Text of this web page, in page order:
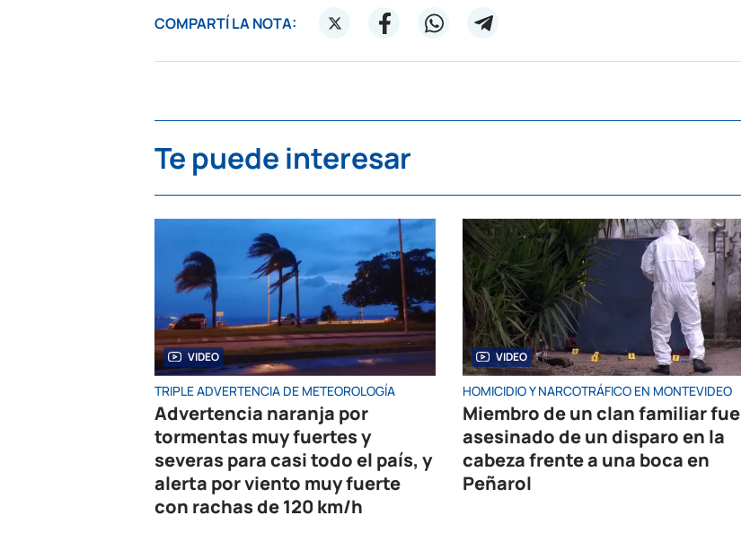
COMPARTÍ LA NOTA:
Te puede interesar
VIDEO
TRIPLE ADVERTENCIA DE METEOROLOGÍA
Advertencia naranja por
tormentas muy fuertes y
severas para casi todo el país, y
alerta por viento muy fuerte
con rachas de 120 km/h
VIDEO
HOMICIDIO Y NARCOTRÁFICO EN MONTEVIDEO
Miembro de un clan familiar fue
asesinado de un disparo en la
cabeza frente a una boca en
Peñarol